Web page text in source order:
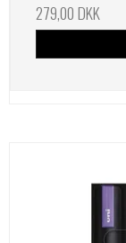
279,00 DKK